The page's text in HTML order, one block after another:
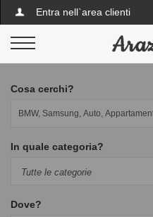
Entra nell`area clienti
Cosa cerchi?
In quale categoria?
Dove?